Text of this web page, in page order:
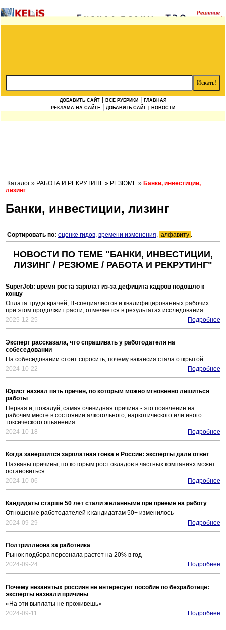
ДОБАВИТЬ САЙТ ВСЕ РУБРИКИ
ГЛАВНАЯ
РЕКЛАМА НА САЙТЕ
ДОБАВИТЬ САЙТ | НОВОСТИ
Каталог » РАБОТА И РЕКРУТИНГ » РЕЗЮМЕ » Банки, инвестиции,
лизинг
Банки, инвестиции, лизинг
Сортировать по: оценке гидов, времени изменения, алфавиту .
НОВОСТИ ПО ТЕМЕ "БАНКИ, ИНВЕСТИЦИИ,
ЛИЗИНГ / РЕЗЮМЕ / РАБОТА И РЕКРУТИНГ"
SuperJob: время роста зарплат из-за дефицита кадров подошло к
концу
Оплата труда врачей, IT-специалистов и квалифицированных рабочих
при этом продолжит расти, отмечается в результатах исследования
2025-12-25
Подробнее
Эксперт рассказала, что спрашивать у работодателя на
собеседовании
На собеседовании стоит спросить, почему вакансия стала открытой
2024-10-22
Подробнее
Юрист назвал пять причин, по которым можно мгновенно лишиться
работы
Первая и, пожалуй, самая очевидная причина - это появление на
рабочем месте в состоянии алкогольного, наркотического или иного
токсического опьянения
2024-10-18
Подробнее
Когда завершится зарплатная гонка в России: эксперты дали ответ
Названы причины, по которым рост окладов в частных компаниях может
остановиться
2024-10-06
Подробнее
Кандидаты старше 50 лет стали желанными при приеме на работу
Отношение работодателей к кандидатам 50+ изменилось
2024-09-29
Подробнее
Полтриллиона за работника
Рынок подбора персонала растет на 20% в год
2024-09-24
Подробнее
Почему незанятых россиян не интересует пособие по безработице:
эксперты назвали причины
«На эти выплаты не проживешь»
2024-09-11
Подробнее